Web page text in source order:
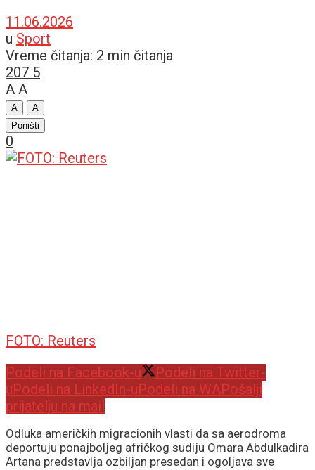
11.06.2026
u Sport
Vreme čitanja: 2 min čitanja
207 5
A A
A
A
Poništi
0
FOTO: Reuters
Podeli na Facebook-u
Podeli na Twitter-
uPodeli na LinkedIn-uPodeli na WAPošalji
prijatelju na mail
Odluka američkih migracionih vlasti da sa aerodroma
deportuju ponajboljeg afričkog sudiju Omara Abdulkadira
Artana predstavlja ozbiljan presedan i ogoljava sve